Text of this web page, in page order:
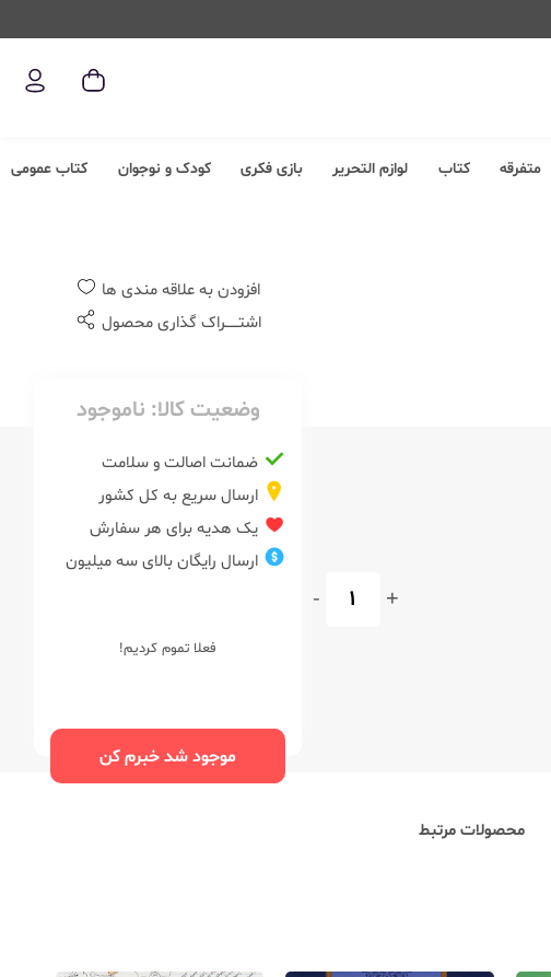
متفرقه کتاب لوازم التحریر بازی فکری کودک و نوجوان کتاب عمومی
+
-
افزودن به علاقه مندی ها
اشتــــــراک گذاری محصول
وضعیت کالا: ناموجود
ضمانت اصالت و سلامت
ارسال سریع به کل کشور
یک هدیه برای هر سفارش
ارسال رایگان بالای سه میلیون
فعلا تموم کردیم!
موجود شد خبرم کن
محصولات مرتبط